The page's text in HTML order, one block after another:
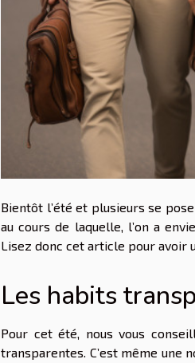
Bientôt l’été et plusieurs se
au cours de laquelle, l’on a
Lisez donc cet article pour avoir
Les habits
Pour cet été, nous vous
transparentes. C’est même une